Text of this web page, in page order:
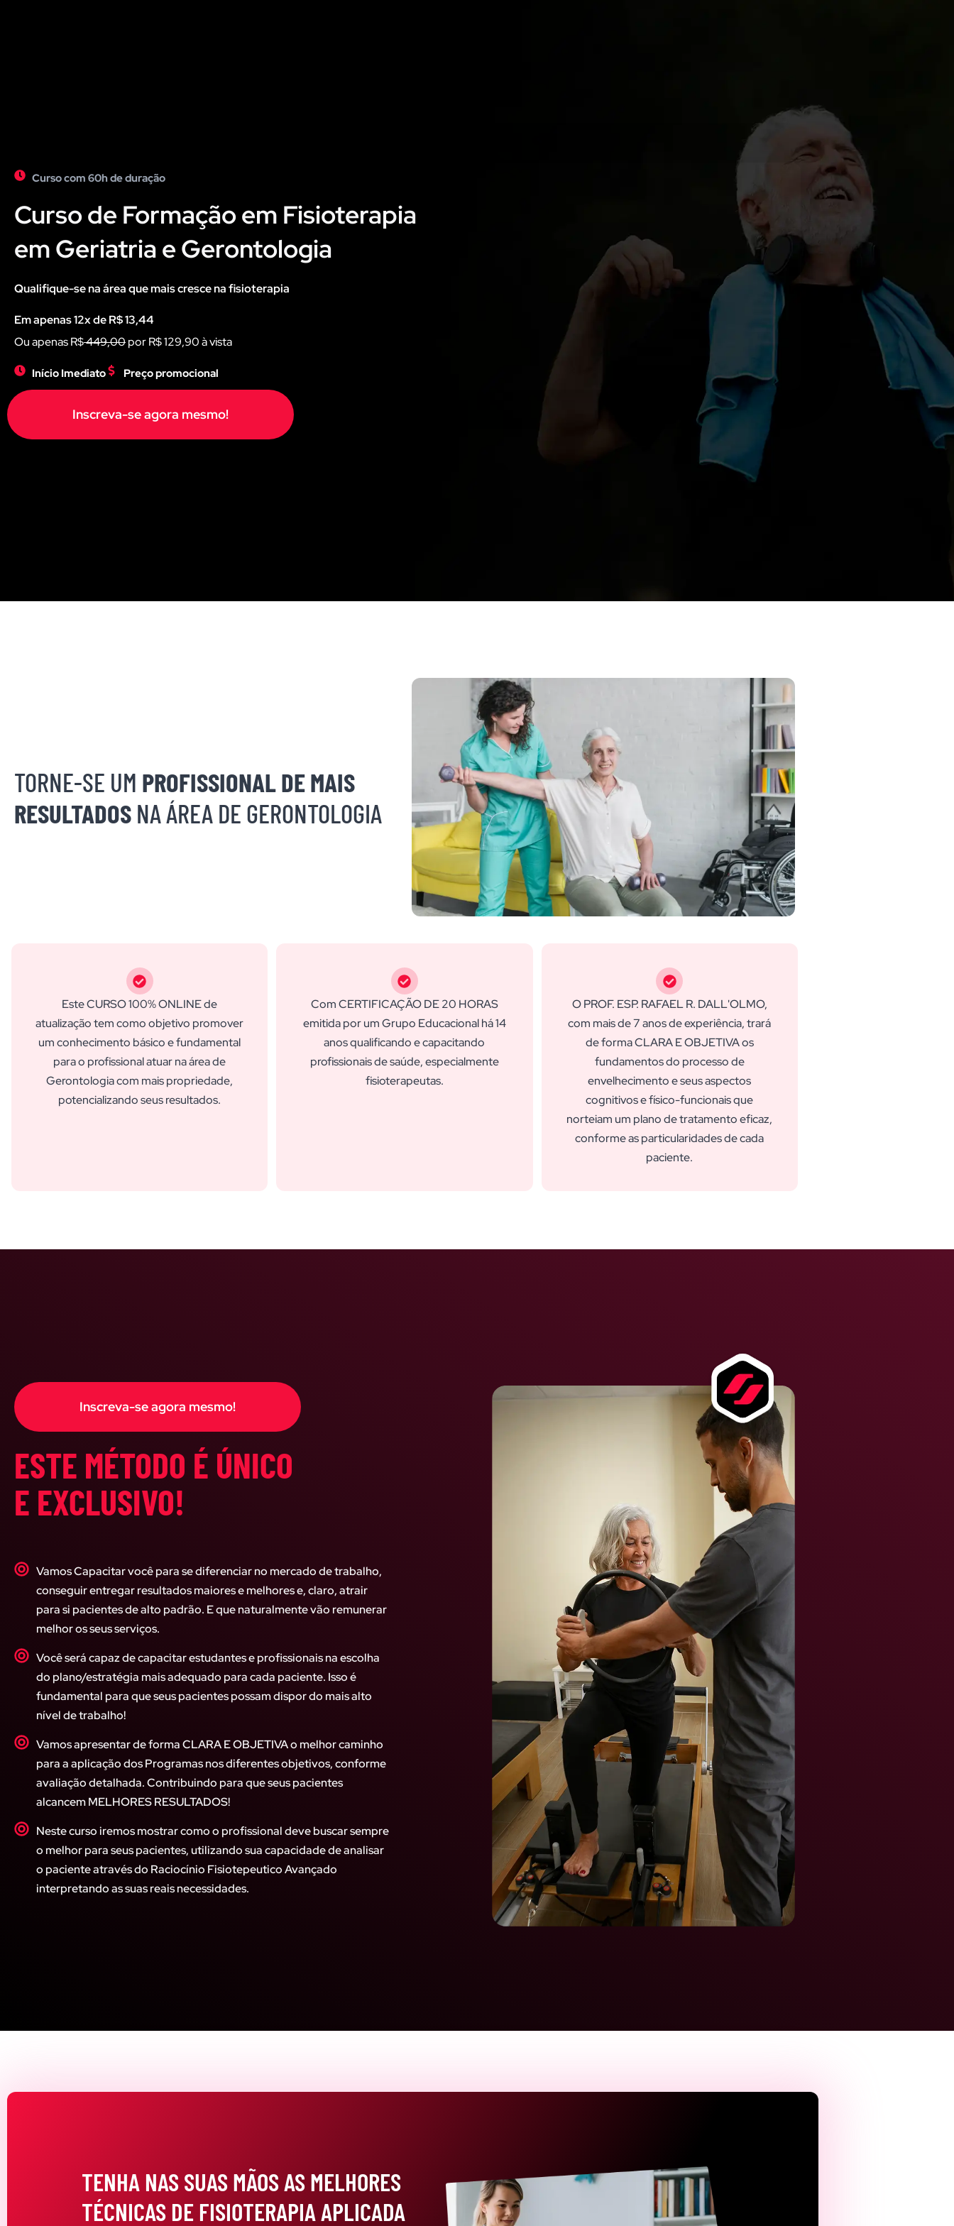
Curso com 60h de duração
Curso de Formação em Fisioterapia
em Geriatria e Gerontologia
Qualifique-se na área que mais cresce na fisioterapia
Em apenas 12x de R$ 13,44
Ou apenas R$449,00por R$ 129,90 à vista
Início Imediato Preço promocional
Inscreva-se agora mesmo!
TORNE-SE UM PROFISSIONAL DE MAIS
RESULTADOS NA ÁREA DE GERONTOLOGIA
Este CURSO 100% ONLINE de
atualização tem como objetivo promover
um conhecimento básico e fundamental
para o profissional atuar na área de
Gerontologia com mais propriedade,
potencializando seus resultados.
Com CERTIFICAÇÃO DE 20 HORAS
emitida por um Grupo Educacional há 14
anos qualificando e capacitando
profissionais de saúde, especialmente
fisioterapeutas.
O PROF. ESP. RAFAEL R. DALL'OLMO,
com mais de 7 anos de experiência, trará
de forma CLARA E OBJETIVA os
fundamentos do processo de
envelhecimento e seus aspectos
cognitivos e físico-funcionais que
norteiam um plano de tratamento eficaz,
conforme as particularidades de cada
paciente.
Inscreva-se agora mesmo!
ESTE MÉTODO É ÚNICO
E EXCLUSIVO!
Vamos Capacitar você para se diferenciar no mercado de trabalho,
conseguir entregar resultados maiores e melhores e, claro, atrair
para si pacientes de alto padrão. E que naturalmente vão remunerar
melhor os seus serviços.
Você será capaz de capacitar estudantes e profissionais na escolha
do plano/estratégia mais adequado para cada paciente. Isso é
fundamental para que seus pacientes possam dispor do mais alto
nível de trabalho!
Vamos apresentar de forma CLARA E OBJETIVA o melhor caminho
para a aplicação dos Programas nos diferentes objetivos, conforme
avaliação detalhada. Contribuindo para que seus pacientes
alcancem MELHORES RESULTADOS!
Neste curso iremos mostrar como o profissional deve buscar sempre
o melhor para seus pacientes, utilizando sua capacidade de analisar
o paciente através do Raciocínio Fisiotepeutico Avançado
interpretando as suas reais necessidades.
TENHA NAS SUAS MÃOS AS MELHORES
TÉCNICAS DE FISIOTERAPIA APLICADA